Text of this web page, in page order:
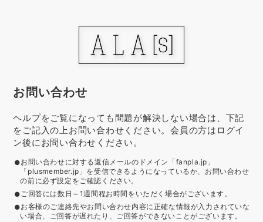
お問い合わせ
ヘルプをご覧になっても問題が解決しない場合は、下記
をご記入の上お問い合わせください。会員の方はログイ
ン後にお問い合わせください。
お問い合わせに対する返信メールのドメイン「fanpla.jp」
「plusmember.jp」を受信できるようになっているか、お問い合わせ
の前に必ず設定をご確認ください。
ご回答には数日～1週間程お時間をいただく場合がございます。
お客様のご連絡先やお問い合わせ内容に正確な情報が入力されていな
い場合、ご回答が遅れたり、ご回答ができないことがございます。